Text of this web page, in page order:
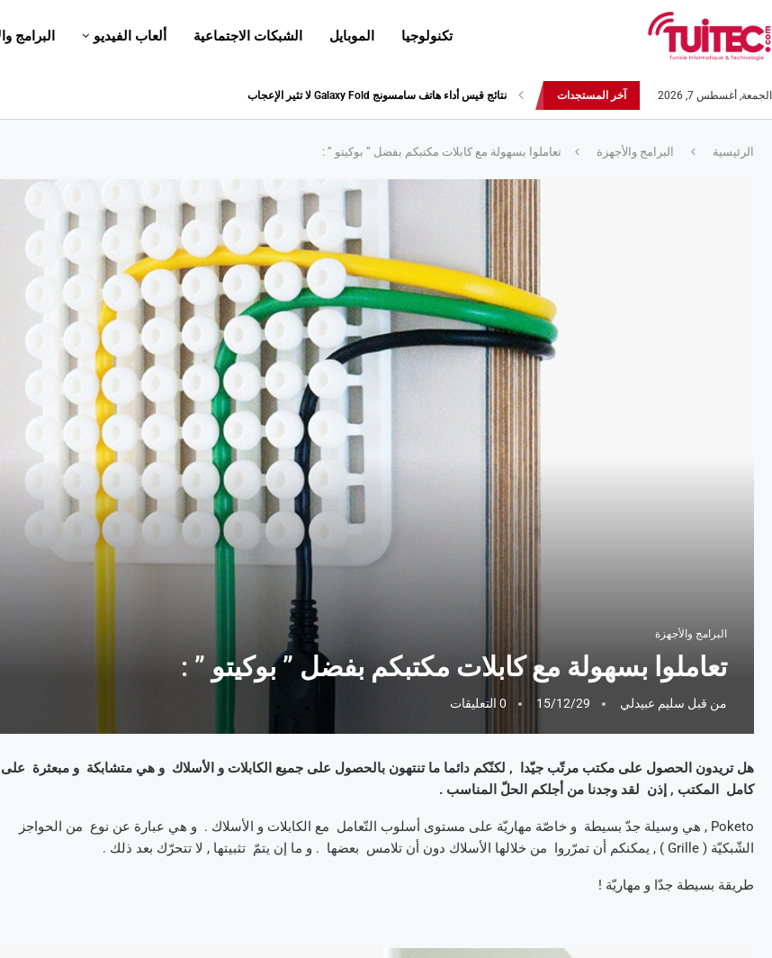
تكنولوجيا الموبايل الشبكات الاجتماعية ألعاب الفيديو البرامج
الجمعة, أغسطس 7, 2026 آخر المستجدات أحدث إصدارات هواوي: هاتف “nova 8 SE” ينطلق رسميا مع أربع...
الرئيسية البرامج والأجهزة تعاملوا بسهولة مع كابلات مكتبكم بفضل ” بوكيتو ” :
البرامج والأجهزة
تعاملوا بسهولة مع كابلات مكتبكم بفضل ” بوكيتو ” :
من قبل سليم عبيدلي 15/12/29 0 التعليقات
هل تريدون الحصول على مكتب مرتّب جيّدا , لكنّكم دائما ما تنتهون بالحصول على جميع الكابلات و الأسلاك و هي متشابكة و مبعثرة على
كامل المكتب , إذن لقد وجدنا من أجلكم الحلّ المناسب .
Poketo , هي وسيلة جدّ بسيطة و خاصّة مهاريّة على مستوى أسلوب التّعامل مع الكابلات و الأسلاك . و هي عبارة عن نوع من الحواجز
الشّبكيّة ( Grille ) , يمكنكم أن تمرّروا من خلالها الأسلاك دون أن تلامس بعضها . و ما إن يتمّ تثبيتها , لا تتحرّك بعد ذلك .
طريقة بسيطة جدّا و مهاريّة !